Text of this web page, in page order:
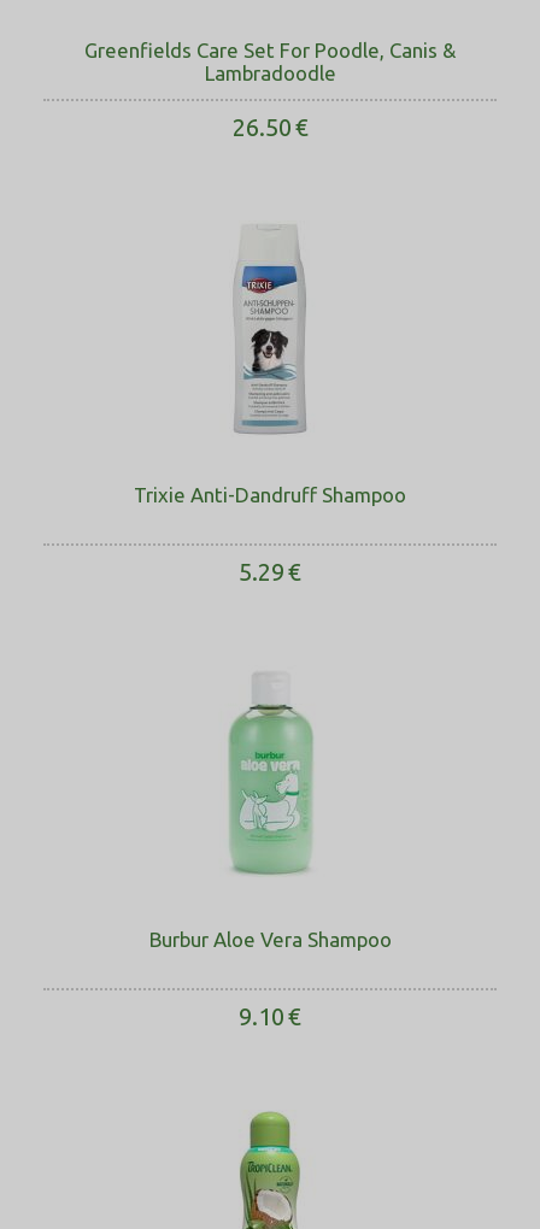
Greenfields Care Set For Poodle, Canis &
Lambradoodle
26.50€
Trixie Anti-Dandruff Shampoo
5.29€
Burbur Aloe Vera Shampoo
9.10€